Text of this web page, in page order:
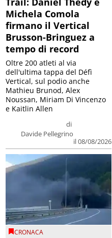
Michela Comola
firmano il Vertical
Brusson-Bringuez a
tempo di record
di
Davide Pellegrino
il 08/08/2026
Oltre 200 atleti al via
dell'ultima tappa del Défì
Vertical, sul podio anche
Mathieu Brunod, Alex
Noussan, Miriam Di Vincenzo
e Kaitlin Allen
CRONACA